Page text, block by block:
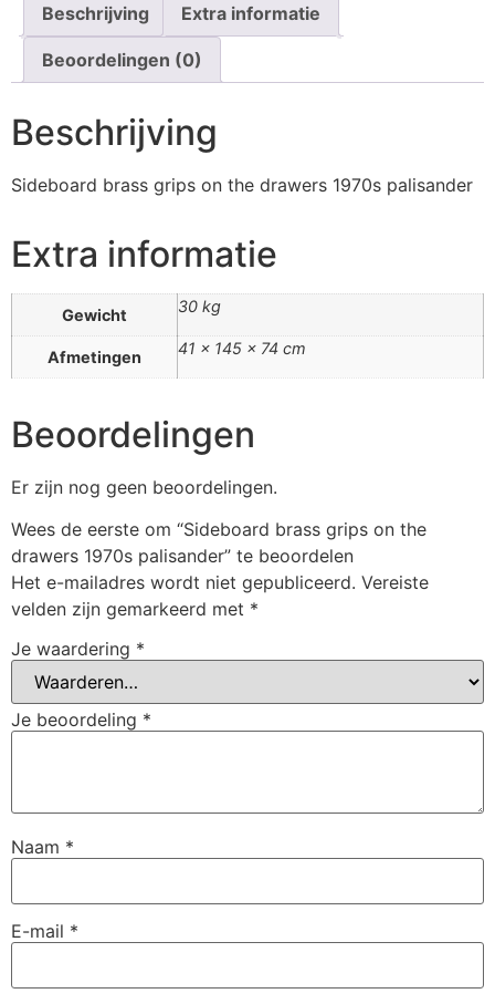
Beschrijving Extra informatie
Beoordelingen (0)
Beschrijving
Sideboard brass grips on the drawers 1970s palisander
Extra informatie
Gewicht 30 kg
Afmetingen 41 × 145 × 74 cm
Beoordelingen
Er zijn nog geen beoordelingen.
Wees de eerste om “Sideboard brass grips on the
drawers 1970s palisander” te beoordelen
Het e-mailadres wordt niet gepubliceerd. Vereiste
velden zijn gemarkeerd met *
Je waardering *
Je beoordeling *
Naam *
E-mail *